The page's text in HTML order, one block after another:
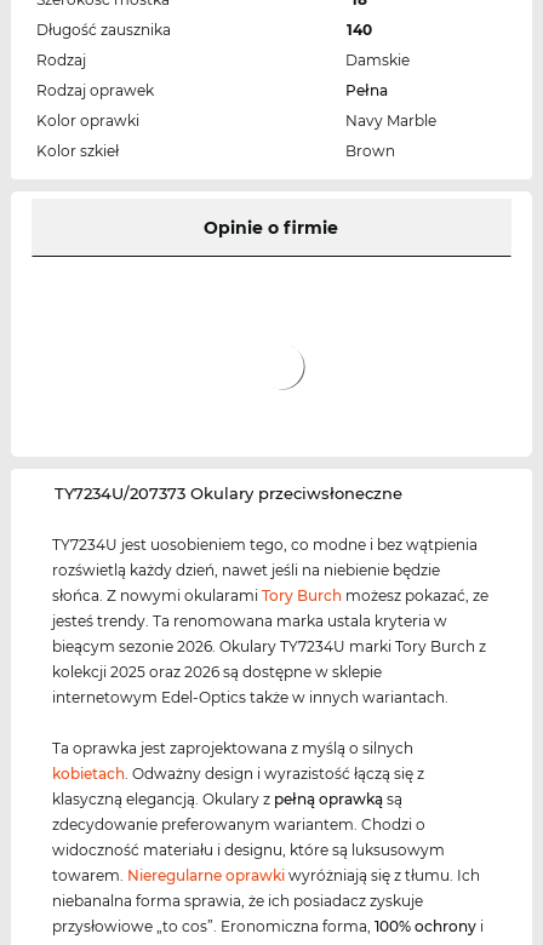
Długość zausznika
140
Rodzaj
Damskie
Rodzaj oprawek
Pełna
Kolor oprawki
Navy Marble
Kolor szkieł
Brown
Opinie o firmie
‌TY7234U/207373 Okulary przeciwsłoneczne
TY7234U jest uosobieniem tego, co modne i bez wątpienia
rozświetlą każdy dzień, nawet jeśli na niebienie będzie
słońca. Z nowymi okularamiTory Burch możesz pokazać, ze
jesteś trendy. Ta renomowana marka ustala kryteria w
bieącym sezonie 2026. Okulary TY7234U marki Tory Burch z
kolekcji 2025 oraz 2026 są dostępne w sklepie
internetowym Edel-Optics także w innych wariantach.
Ta oprawka jest zaprojektowana z myślą o silnych
kobietach. Odważny design i wyrazistość łączą się z
klasyczną elegancją. Okulary z pełną oprawką są
zdecydowanie preferowanym wariantem. Chodzi o
widoczność materiału i designu, które są luksusowym
towarem. Nieregularne oprawki wyróżniają się z tłumu. Ich
niebanalna forma sprawia, że ich posiadacz zyskuje
przysłowiowe „to cos”. Eronomiczna forma,100% ochrony i